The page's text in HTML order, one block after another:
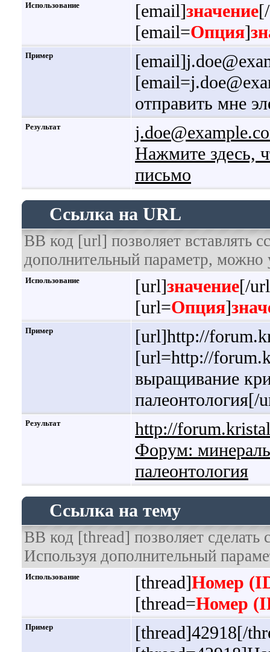
Использование [email]значение
[email=Опция]
Пример
отправить мне
Результат
Нажмите здесь,
письмо
Ссылка на URL
BB код [url] позволяет вставлять
дополнительный параметр, можно
Использование [url]значение[/
[url=Опция]
Пример
[url]http://
[url=http://
выращивание
палеонтология[/
Результат
http://
Форум:
палеонтология
Ссылка на тему
BB код [thread] позволяет
Используя дополнительный
Использование [thread]Номер
[thread=Номер
Пример
[thread]42918[/